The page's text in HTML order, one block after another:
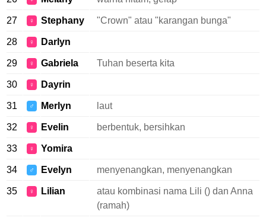
27 ♀ Stephany "Crown" atau "karangan bunga"
28 ♀ Darlyn
29 ♀ Gabriela Tuhan beserta kita
30 ♀ Dayrin
31 ♂ Merlyn laut
32 ♀ Evelin berbentuk, bersihkan
33 ♀ Yomira
34 ♂ Evelyn menyenangkan, menyenangkan
35 ♀ Lilian
atau kombinasi nama Lili () dan Anna
(ramah)